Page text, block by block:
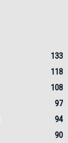
133
118
108
97
94
90